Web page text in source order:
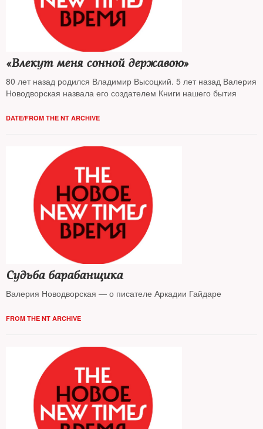
«Влекут меня сонной державою»
80 лет назад родился Владимир Высоцкий. 5 лет назад Валерия
Новодворская назвала его создателем Книги нашего бытия
DATE/FROM THE NT ARCHIVE
Судьба барабанщика
Валерия Новодворская — о писателе Аркадии Гайдаре
FROM THE NT ARCHIVE